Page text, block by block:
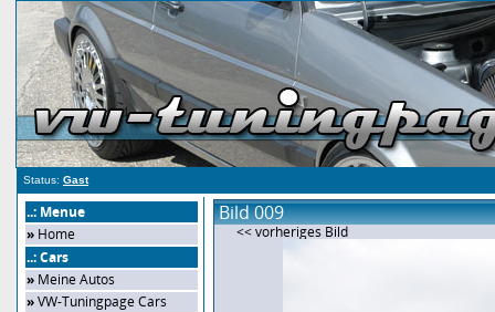
Status: Gast
..: Menue
» Home
..: Cars
» Meine Autos
»VW-Tuningpage Cars
Bild 009
<< vorheriges Bild